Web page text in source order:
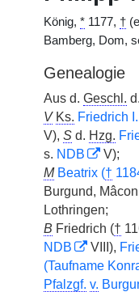
König, * 1177, †
Bamberg, Dom,
Genealogie
Aus d. Geschl.
V Ks. Friedrich
V), S d. Hzg.
s. NDB
V);
M Beatrix (†
Burgund,
Lothringen;
B Friedrich (†
NDB
VIII),
(Taufname
Pfalzgf. v.